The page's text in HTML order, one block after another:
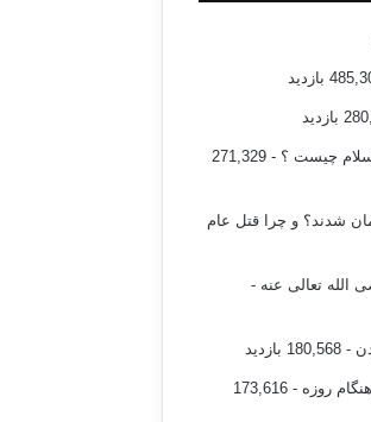
چیست ؟
- 271,329
شدند؟ و چرا قتل عام
تعالی عنه -
- 180,568 بازدید
روزه
- 173,616